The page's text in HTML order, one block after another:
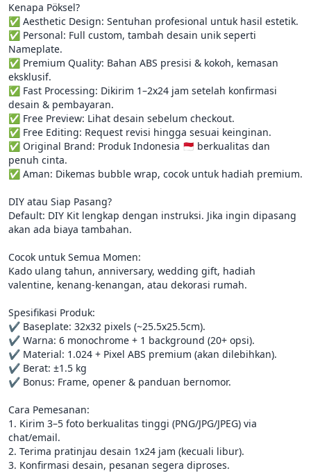
Kenapa Pöksel?
✅ Aesthetic Design: Sentuhan profesional untuk hasil estetik.
✅ Personal: Full custom, tambah desain unik seperti
Nameplate.
✅ Premium Quality: Bahan ABS presisi & kokoh, kemasan
eksklusif.
✅ Fast Processing: Dikirim 1–2x24 jam setelah konfirmasi
desain & pembayaran.
✅ Free Preview: Lihat desain sebelum checkout.
✅ Free Editing: Request revisi hingga sesuai keinginan.
✅ Original Brand: Produk Indonesia 🇲🇨 berkualitas dan
penuh cinta.
✅ Aman: Dikemas bubble wrap, cocok untuk hadiah premium.
DIY atau Siap Pasang?
Default: DIY Kit lengkap dengan instruksi. Jika ingin dipasang
akan ada biaya tambahan.
Cocok untuk Semua Momen:
Kado ulang tahun, anniversary, wedding gift, hadiah
valentine, kenang-kenangan, atau dekorasi rumah.
Spesifikasi Produk:
✔️ Baseplate: 32x32 pixels (~25.5x25.5cm).
✔️ Warna: 6 monochrome + 1 background (20+ opsi).
✔️ Material: 1.024 + Pixel ABS premium (akan dilebihkan).
✔️ Berat: ±1.5 kg
✔️ Bonus: Frame, opener & panduan bernomor.
Cara Pemesanan:
1. Kirim 3–5 foto berkualitas tinggi (PNG/JPG/JPEG) via
chat/email.
2. Terima pratinjau desain 1x24 jam (kecuali libur).
3. Konfirmasi desain, pesanan segera diproses.